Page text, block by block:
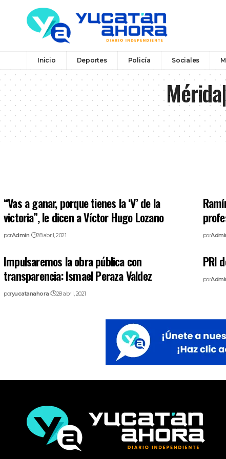
Inicio Deportes Policía Sociales
“Vas a ganar, porque tienes la ‘V’ de la
victoria”, le dicen a Víctor Hugo Lozano
porAdmin 28 abril, 2021 por
Impulsaremos la obra pública con
transparencia: Ismael Peraza Valdez
poryucatanahora 28 abril, 2021
PRI
por